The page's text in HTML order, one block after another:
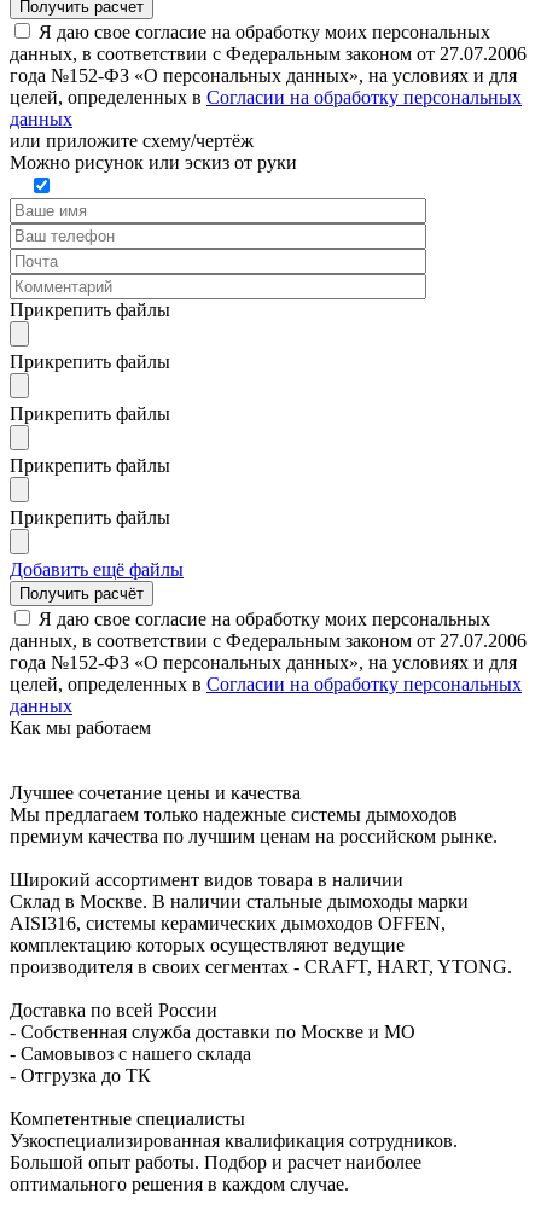
Я даю свое согласие на обработку моих персональных
данных, в соответствии с Федеральным законом от 27.07.2006
года №152-ФЗ «О персональных данных», на условиях и для
целей, определенных в Согласии на обработку персональных
данных
или приложите схему/чертёж
Можно рисунок или эскиз от руки
Прикрепить файлы
Прикрепить файлы
Прикрепить файлы
Прикрепить файлы
Прикрепить файлы
Добавить ещё файлы
Я даю свое согласие на обработку моих персональных
данных, в соответствии с Федеральным законом от 27.07.2006
года №152-ФЗ «О персональных данных», на условиях и для
целей, определенных в Согласии на обработку персональных
данных
Как мы работаем
Лучшее сочетание цены и качества
Мы предлагаем только надежные системы дымоходов
премиум качества по лучшим ценам на российском рынке.
Широкий ассортимент видов товара в наличии
Склад в Москве. В наличии стальные дымоходы марки
AISI316, системы керамических дымоходов OFFEN,
комплектацию которых осуществляют ведущие
производителя в своих сегментах - CRAFT, HART, YTONG.
Доставка по всей России
- Собственная служба доставки по Москве и МО
- Самовывоз с нашего склада
- Отгрузка до ТК
Компетентные специалисты
Узкоспециализированная квалификация сотрудников.
Большой опыт работы. Подбор и расчет наиболее
оптимального решения в каждом случае.